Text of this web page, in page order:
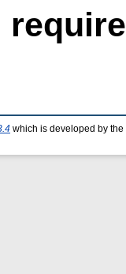
which is developed by the